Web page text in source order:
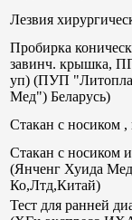
Лезвия
Пробирка
завинч. крышка,
уп) (ПУП
Мед") Беларусь)
Стакан с носиком
Стакан с носиком
(Янченг Хуида
Ко,Лтд,Китай)
Тест для ранней